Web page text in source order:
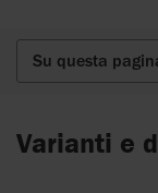
Su questa
Varianti e